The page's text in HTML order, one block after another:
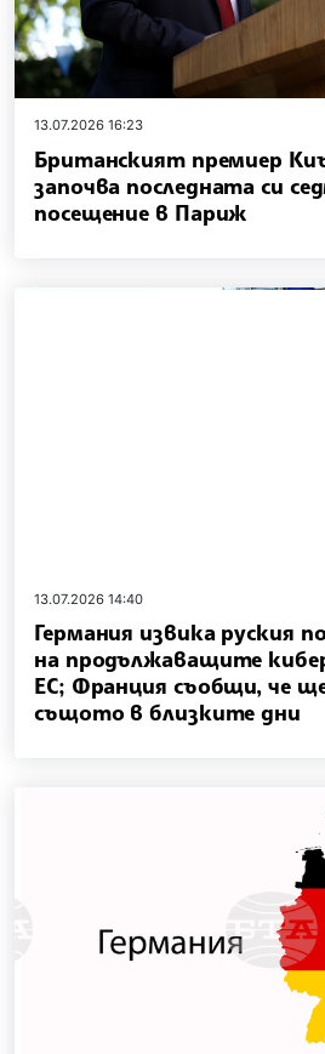
13.07.2026 16:23
Британският премиер
започва последната си
посещение в Париж
13.07.2026 14:40
Германия извика руския
на продължаващите
ЕС; Франция съобщи, че
същото в близките дни